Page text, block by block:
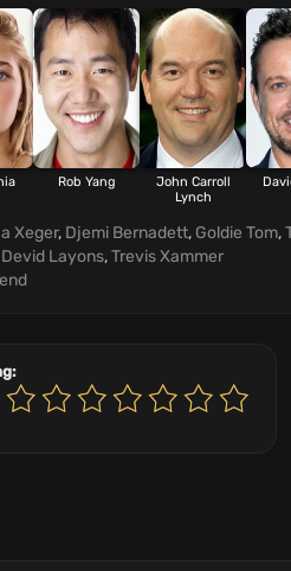
Rob Yang
John Carroll
Lynch
Xeger, Djemi Bernadett, Goldie Tom,
Devid Layons,Trevis Xammer